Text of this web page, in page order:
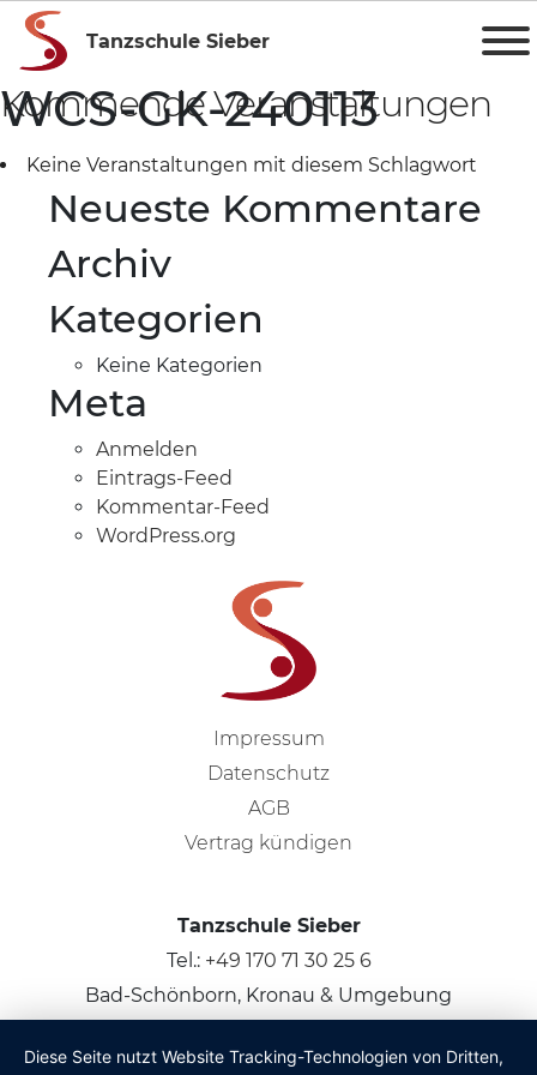
Tanzschule Sieber
WCS-GK-240113
Kommende Veranstaltungen
Keine Veranstaltungen mit diesem Schlagwort
Neueste Kommentare
Archiv
Kategorien
Keine Kategorien
Meta
Anmelden
Eintrags-Feed
Kommentar-Feed
WordPress.org
Impressum
Datenschutz
AGB
Vertrag kündigen
Tanzschule Sieber
Tel.: +49 170 71 30 25 6
Bad-Schönborn, Kronau & Umgebung
Claus Sieber
Diese Seite nutzt Website Tracking-Technologien von Dritten,